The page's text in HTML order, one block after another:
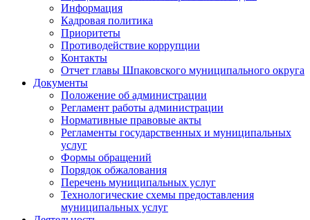
Информация
Кадровая политика
Приоритеты
Противодействие коррупции
Контакты
Отчет главы Шпаковского муниципального округа
Документы
Положение об администрации
Регламент работы администрации
Нормативные правовые акты
Регламенты государственных и муниципальных
услуг
Формы обращений
Порядок обжалования
Перечень муниципальных услуг
Технологические схемы предоставления
муниципальных услуг